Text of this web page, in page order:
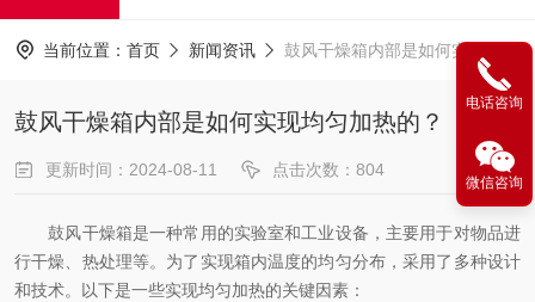
当前位置： 首页 新闻资讯 鼓风干燥箱内部是如何实现均匀加热的？
鼓风干燥箱内部是如何实现均匀加热的？
更新时间：2024-08-11 点击次数：804
鼓风干燥箱是一种常用的实验室和工业设备，主要用于对物品进
行干燥、热处理等。为了实现箱内温度的均匀分布，采用了多种设计
和技术。以下是一些实现均匀加热的关键因素：
电话咨询
微信咨询